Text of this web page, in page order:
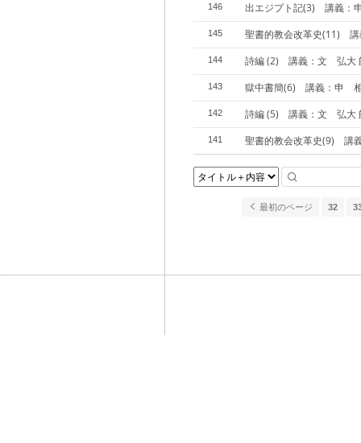
146 出エジプト記(3) 講義
145 聖書的教会改革史(11)
144 詩編 (2) 講義：文 弘大
143 獄中書簡(6) 講義：申
142 詩編 (5) 講義：文 弘大
141 聖書的教会改革史(9) 講
最初のページ 32